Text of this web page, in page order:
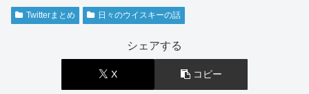
Twitterまとめ 日々のウイスキーの話
シェアする
X コピー